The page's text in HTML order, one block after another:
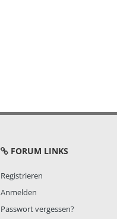
FORUM LINKS
Registrieren
Anmelden
Passwort vergessen?